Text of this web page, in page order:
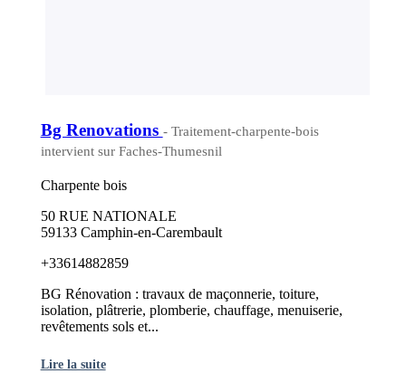
Bg Renovations - Traitement-charpente-bois
intervient sur Faches-Thumesnil
Charpente bois
50 RUE NATIONALE
59133 Camphin-en-Carembault
+33614882859
BG Rénovation : travaux de maçonnerie, toiture,
isolation, plâtrerie, plomberie, chauffage, menuiserie,
revêtements sols et...
Lire la suite